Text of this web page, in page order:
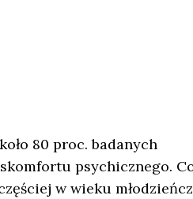
80 proc. badanych
psychicznego.
w wieku